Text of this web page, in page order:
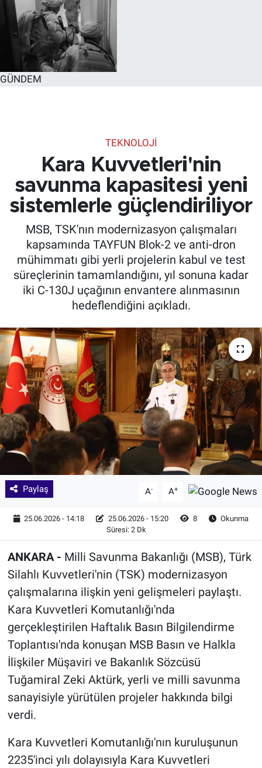
GÜNDEM
TEKNOLOJI
Kara Kuvvetleri'nin
savunma kapasitesi yeni
sistemlerle güçlendiriliyor
MSB, TSK'nın modernizasyon çalışmaları
kapsamında TAYFUN Blok-2 ve anti-dron
mühimmatı gibi yerli projelerin kabul ve test
süreçlerinin tamamlandığını, yıl sonuna kadar
iki C-130J uçağının envantere alınmasının
hedeflendiğini açıkladı.
Paylaş A- A+
25.06.2026 - 14:18 25.06.2026 - 15:20 8
Okunma
Süresi: 2 Dk
ANKARA - Milli Savunma Bakanlığı (MSB), Türk
Silahlı Kuvvetleri'nin (TSK) modernizasyon
çalışmalarına ilişkin yeni gelişmeleri paylaştı.
Kara Kuvvetleri Komutanlığı'nda
gerçekleştirilen Haftalık Basın Bilgilendirme
Toplantısı'nda konuşan MSB Basın ve Halkla
İlişkiler Müşaviri ve Bakanlık Sözcüsü
Tuğamiral Zeki Aktürk, yerli ve milli savunma
sanayisiyle yürütülen projeler hakkında bilgi
verdi.
Kara Kuvvetleri Komutanlığı'nın kuruluşunun
2235'inci yılı dolayısıyla Kara Kuvvetleri